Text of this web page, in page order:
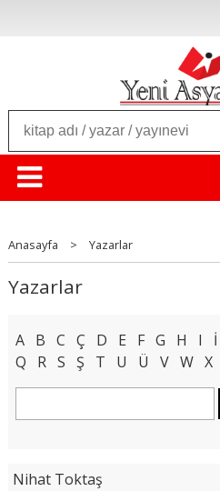
Anasayfa > Yazarlar
Yazarlar
A B C Ç D E F G H I İ
Q
R S Ş T U Ü V W X
Nihat Toktaş